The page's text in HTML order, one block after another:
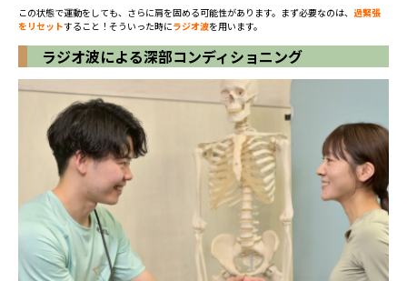
この状態で運動をしても、さらに肩を固める可能性があります。まず必要なのは、 過緊張
をリセットすること！そういった時にラジオ波を用います。
ラジオ波による深部コンディショニング